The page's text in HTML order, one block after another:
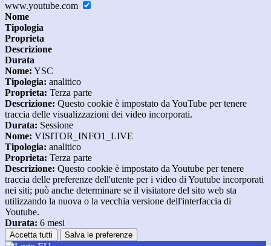
www.youtube.com
Nome
Tipologia
Proprieta
Descrizione
Durata
Nome: YSC
Tipologia: analitico
Proprieta: Terza parte
Descrizione: Questo cookie è impostato da YouTube per tenere
traccia delle visualizzazioni dei video incorporati.
Durata: Sessione
Nome: VISITOR_INFO1_LIVE
Tipologia: analitico
Proprieta: Terza parte
Descrizione: Questo cookie è impostato da Youtube per tenere
traccia delle preferenze dell'utente per i video di Youtube incorporati
nei siti; può anche determinare se il visitatore del sito web sta
utilizzando la nuova o la vecchia versione dell'interfaccia di
Youtube.
Durata: 6 mesi
Accetta tutti Salva le preferenze